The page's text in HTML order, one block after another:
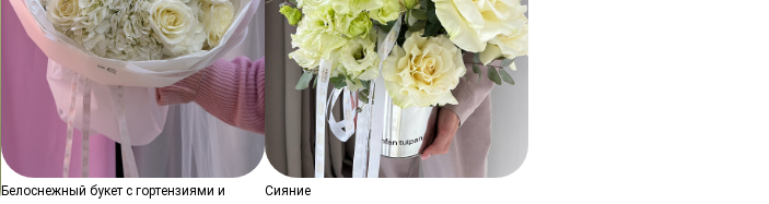
Белоснежный букет с гортензиями и
Сияние